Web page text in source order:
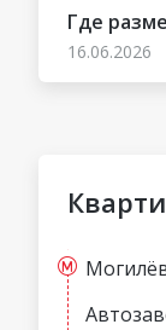
Где
16.06.2026